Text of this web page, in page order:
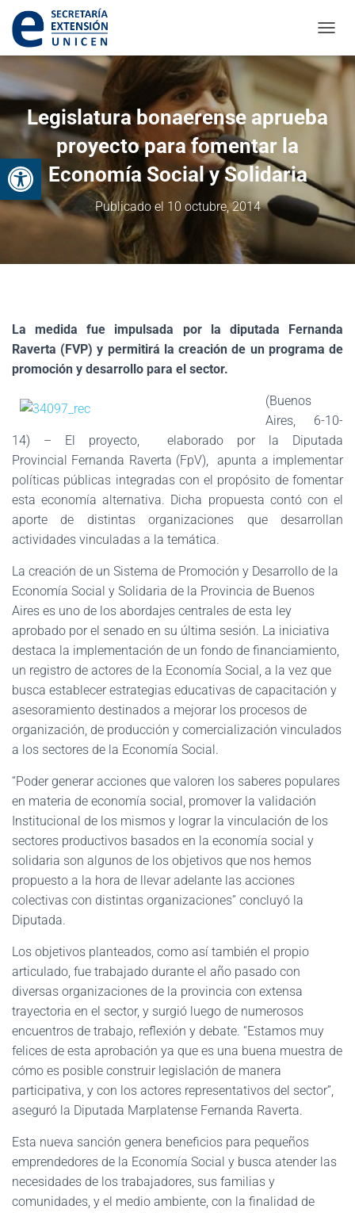
Abrir barra de herramientas
Legislatura bonaerense aprueba
proyecto para fomentar la
Economía Social y Solidaria
Publicado el 10 octubre, 2014
La medida fue impulsada por la diputada Fernanda
Raverta (FVP) y permitirá la creación de un programa de
promoción y desarrollo para el sector.
(Buenos
Aires, 6-10-
14) – El proyecto, elaborado por la Diputada
Provincial Fernanda Raverta (FpV), apunta a implementar
políticas públicas integradas con el propósito de fomentar
esta economía alternativa. Dicha propuesta contó con el
aporte de distintas organizaciones que desarrollan
actividades vinculadas a la temática.
La creación de un Sistema de Promoción y Desarrollo de la
Economía Social y Solidaria de la Provincia de Buenos
Aires es uno de los abordajes centrales de esta ley
aprobado por el senado en su última sesión. La iniciativa
destaca la implementación de un fondo de financiamiento,
un registro de actores de la Economía Social, a la vez que
busca establecer estrategias educativas de capacitación y
asesoramiento destinados a mejorar los procesos de
organización, de producción y comercialización vinculados
a los sectores de la Economía Social.
“Poder generar acciones que valoren los saberes populares
en materia de economía social, promover la validación
Institucional de los mismos y lograr la vinculación de los
sectores productivos basados en la economía social y
solidaria son algunos de los objetivos que nos hemos
propuesto a la hora de llevar adelante las acciones
colectivas con distintas organizaciones” concluyó la
Diputada.
Los objetivos planteados, como así también el propio
articulado, fue trabajado durante el año pasado con
diversas organizaciones de la provincia con extensa
trayectoria en el sector, y surgió luego de numerosos
encuentros de trabajo, reflexión y debate. “Estamos muy
felices de esta aprobación ya que es una buena muestra de
cómo es posible construir legislación de manera
participativa, y con los actores representativos del sector”,
aseguró la Diputada Marplatense Fernanda Raverta.
Esta nueva sanción genera beneficios para pequeños
emprendedores de la Economía Social y busca atender las
necesidades de los trabajadores, sus familias y
comunidades, y el medio ambiente, con la finalidad de